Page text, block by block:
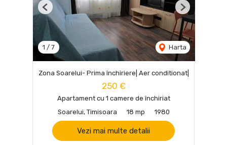
1 / 7 Harta
Previous Next
Zona Soarelui- Prima închiriere| Aer conditionat|
250 €
Apartament cu 1 camere de închiriat
Soarelui, Timisoara
18 mp 1980
Vezi mai multe detalii